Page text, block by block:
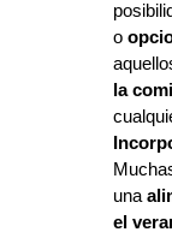
o
la
una
el